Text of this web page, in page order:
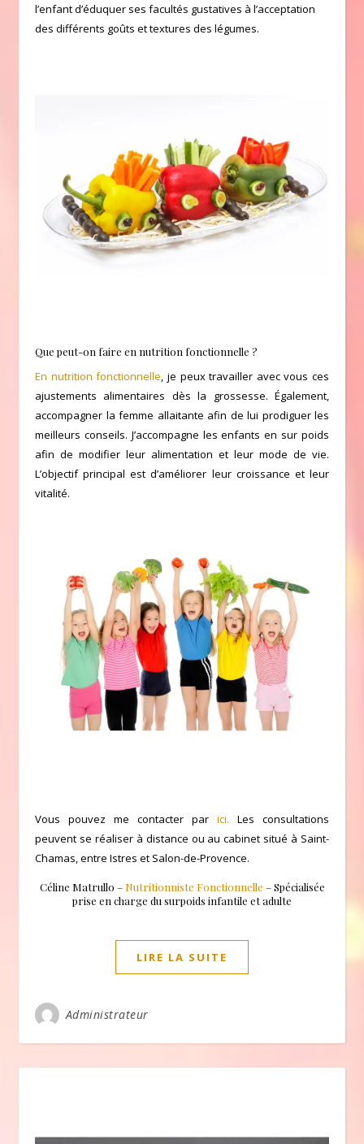
l’enfant d’éduquer ses facultés gustatives à l’acceptation
des différents goûts et textures des légumes.
Que peut-on faire en nutrition fonctionnelle ?
En nutrition fonctionnelle, je peux travailler avec vous ces
ajustements alimentaires dès la grossesse. Également,
accompagner la femme allaitante afin de lui prodiguer les
meilleurs conseils. J’accompagne les enfants en sur poids
afin de modifier leur alimentation et leur mode de vie.
L’objectif principal est d’améliorer leur croissance et leur
vitalité.
Vous pouvez me contacter par ici. Les consultations
peuvent se réaliser à distance ou au cabinet situé à Saint-
Chamas, entre Istres et Salon-de-Provence.
Céline Matrullo – Nutritionniste Fonctionnelle – Spécialisée
prise en charge du surpoids infantile et adulte
LIRE LA SUITE
Administrateur